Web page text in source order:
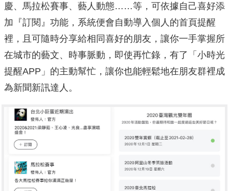
慶、馬拉松賽事、藝人動態……等，可依據自己喜好添
加『訂閱』功能，系統便會自動導入個人的首頁提醒
裡，且可隨時分享給相同喜好的朋友，讓你一手掌握所
在城市的藝文、時事脈動，即使再忙錄，有了「小時光
提醒APP」的主動幫忙，讓你也能輕鬆地在朋友群裡成
為新聞新訊達人。